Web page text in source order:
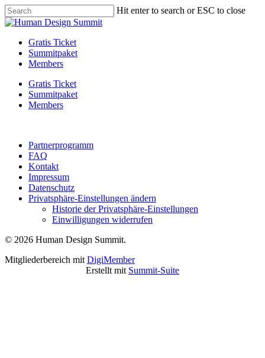
Skip
to
content
Hit enter to search or ESC to close
Close
Menu
Gratis Ticket
Summitpaket
Members
Gratis Ticket
Summitpaket
Members
Partnerprogramm
FAQ
Kontakt
Impressum
Datenschutz
Privatsphäre-Einstellungen ändern
Historie der Privatsphäre-Einstellungen
Einwilligungen widerrufen
© 2026 Human Design Summit.
Mitgliederbereich mit DigiMember
Erstellt mit Summit-Suite